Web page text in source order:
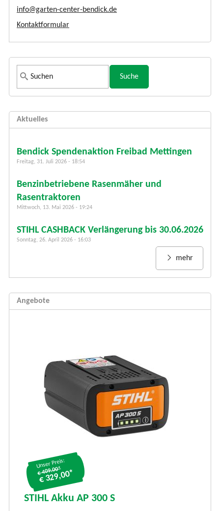
info@garten-center-bendick.de
Kontaktformular
S
u
h
f
r
m
l
a
r
Aktuelles
Bendick Spendenaktion Freibad Mettingen
Freitag, 31. Juli 2026 - 18:54
Benzinbetriebene Rasenmäher und
Rasentraktoren
Mittwoch, 13. Mai 2026 - 19:24
STIHL CASHBACK Verlängerung bis 30.06.2026
Sonntag, 26. April 2026 - 16:03
mehr
Angebote
Unser Preis:
€ 409.00*
€ 329,00*
STIHL Akku AP 300 S